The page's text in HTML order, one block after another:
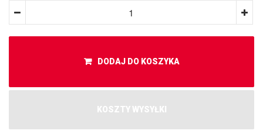
DODAJ DO KOSZYKA
KOSZTY WYSYŁKI